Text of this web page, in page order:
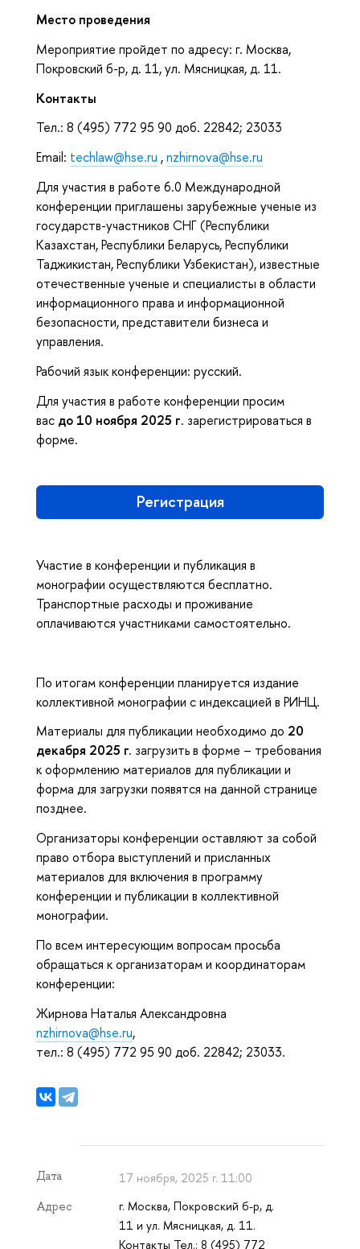
Место проведения
Мероприятие пройдет по адресу: г. Москва,
Покровский б-р, д. 11, ул. Мясницкая, д. 11.
Контакты
Тел.: 8 (495) 772 95 90 доб. 22842; 23033
Email: techlaw@hse.ru ,nzhirnova@hse.ru
Для участия в работе 6.0 Международной
конференции приглашены зарубежные ученые из
государств-участников СНГ (Республики
Казахстан, Республики Беларусь, Республики
Таджикистан, Республики Узбекистан), известные
отечественные ученые и специалисты в области
информационного права и информационной
безопасности, представители бизнеса и
управления.
Рабочий язык конференции: русский.
Для участия в работе конференции просим
вас до 10 ноября 2025 г. зарегистрироваться в
форме.
Регистрация
Участие в конференции и публикация в
монографии осуществляются бесплатно.
Транспортные расходы и проживание
оплачиваются участниками самостоятельно.
По итогам конференции планируется издание
коллективной монографии с индексацией в РИНЦ.
Материалы для публикации необходимо до 20
декабря 2025 г. загрузить в форме – требования
к оформлению материалов для публикации и
форма для загрузки появятся на данной странице
позднее.
Организаторы конференции оставляют за собой
право отбора выступлений и присланных
материалов для включения в программу
конференции и публикации в коллективной
монографии.
По всем интересующим вопросам просьба
обращаться к организаторам и координаторам
конференции:
Жирнова Наталья Александровна
nzhirnova@hse.ru,
тел.: 8 (495) 772 95 90 доб. 22842; 23033.
Дата 17 ноября, 2025 г. 11:00
Адрес
г. Москва, Покровский б-р, д.
11 и ул. Мясницкая, д. 11.
Контакты Тел.: 8 (495) 772